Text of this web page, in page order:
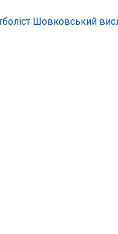
Шовковський